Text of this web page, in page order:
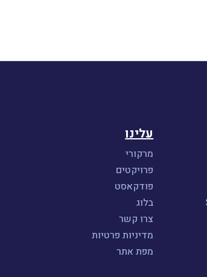
עלינו
מרקורי
פרויקטים
פודקאסט
בלוג
צרו קשר
מדיניות פרטיות
מפת אתר